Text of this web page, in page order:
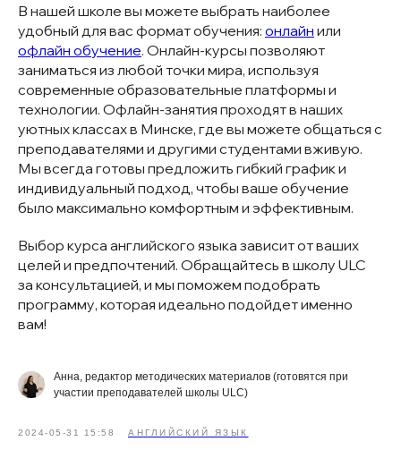
В нашей школе вы можете выбрать наиболее
удобный для вас формат обучения: онлайн или
офлайн обучение. Онлайн-курсы позволяют
заниматься из любой точки мира, используя
современные образовательные платформы и
технологии. Офлайн-занятия проходят в наших
уютных классах в Минске, где вы можете общаться с
преподавателями и другими студентами вживую.
Мы всегда готовы предложить гибкий график и
индивидуальный подход, чтобы ваше обучение
было максимально комфортным и эффективным.
Выбор курса английского языка зависит от ваших
целей и предпочтений. Обращайтесь в школу ULC
за консультацией, и мы поможем подобрать
программу, которая идеально подойдет именно
вам!
Анна, редактор методических материалов (готовятся при
участии преподавателей школы ULC)
2024-05-31 15:58 АНГЛИЙСКИЙ ЯЗЫК